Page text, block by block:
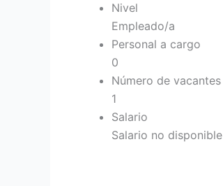
Nivel
Empleado/a
Personal a cargo
0
Número de vacantes
1
Salario
Salario no disponible